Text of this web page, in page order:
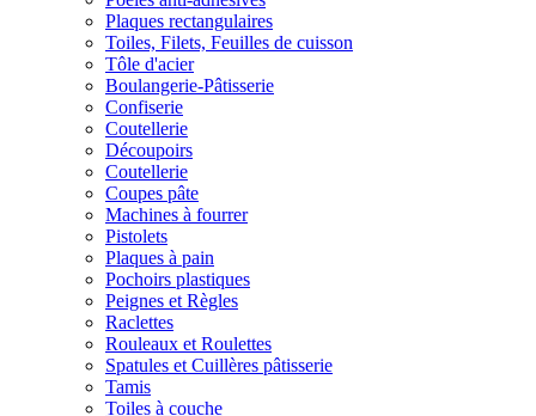
Plaques rectangulaires
Toiles, Filets, Feuilles de cuisson
Tôle d'acier
Boulangerie-Pâtisserie
Confiserie
Coutellerie
Découpoirs
Coutellerie
Coupes pâte
Machines à fourrer
Pistolets
Plaques à pain
Pochoirs plastiques
Peignes et Règles
Raclettes
Rouleaux et Roulettes
Spatules et Cuillères pâtisserie
Tamis
Toiles à couche